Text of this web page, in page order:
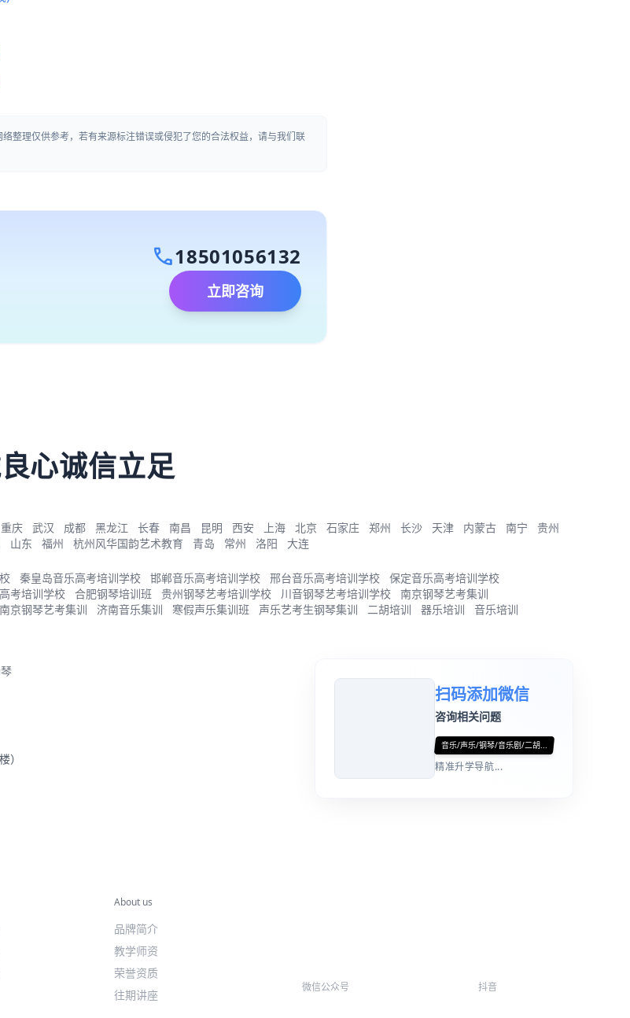
整理仅供参考，若有来源标注错误或侵犯了您的合法权益，请与我们联
call18501056132
立即咨询
心诚信立足
重庆 武汉 成都 黑龙江 长春 南昌 昆明 西安 上海 北京 石家庄 郑州 长沙 天津 内蒙古 南宁
贵州
山东 福州 杭州风华国韵艺术教育 青岛 常州 洛阳 大连
秦皇岛音乐高考培训学校 邯郸音乐高考培训学校 邢台音乐高考培训学校
保定音乐高考培训学校
考培训学校 合肥钢琴培训班 贵州钢琴艺考培训学校 川音钢琴艺考培训学校
南京钢琴艺考集训
南京钢琴艺考集训 济南音乐集训 寒假声乐集训班 声乐艺考生钢琴集训 二胡培训 器乐培训
音乐培训
）
扫码添加微信
咨询相关问题
音乐/声乐/钢琴/音乐剧/二胡...
精准升学导航...
About us
品牌简介
教学师资
荣誉资质
往期讲座
微信公众号 抖音